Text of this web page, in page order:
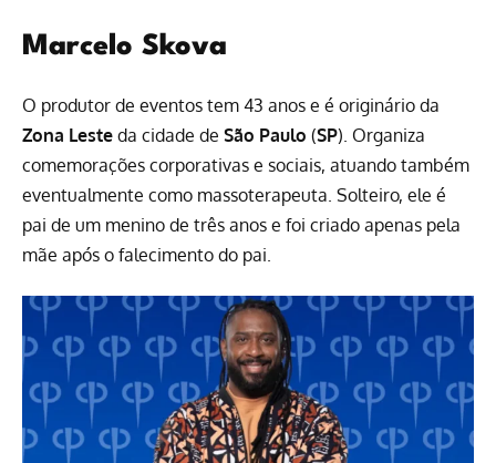
Marcelo Skova
O produtor de eventos tem 43 anos e é originário da
Zona Leste da cidade de São Paulo (SP). Organiza
comemorações corporativas e sociais, atuando também
eventualmente como massoterapeuta. Solteiro, ele é
pai de um menino de três anos e foi criado apenas pela
mãe após o falecimento do pai.